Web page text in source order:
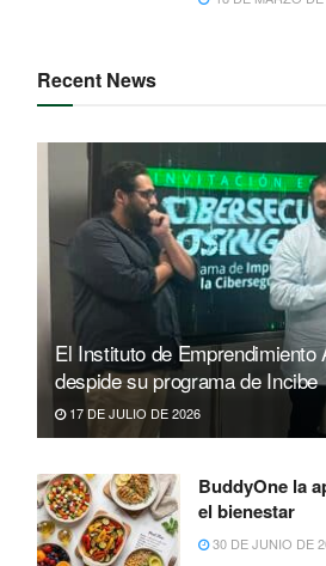
Recent News
El Instituto de Emprendimiento
despide su programa de Incibe
17 DE JULIO DE 2026
BuddyOne la
el bienestar
30 DE JUNIO DE